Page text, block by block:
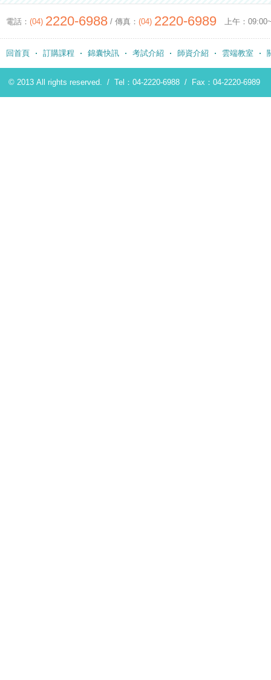
電話： (04) 2220-6988 / 傳真： (04) 2220-6989 上午：
回首頁 訂購課程 錦囊快訊 考試介紹 師資介紹 雲端教室
© 2013 All rights reserved. / Tel：04-2220-6988 / Fax：04-2220-6989